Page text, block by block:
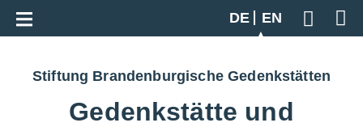
DE
EN
Geben
Go back to overview
Stiftung Brandenburgische Gedenkstätten
Gedenkstätte und